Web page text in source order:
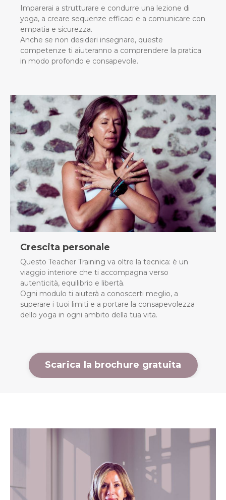
Imparerai a strutturare e condurre una lezione di
yoga, a creare sequenze efficaci e a comunicare con
empatia e sicurezza.
Anche se non desideri insegnare, queste
competenze ti aiuteranno a comprendere la pratica
in modo profondo e consapevole.
Crescita personale
Questo Teacher Training va oltre la tecnica: è un
viaggio interiore che ti accompagna verso
autenticità, equilibrio e libertà.
Ogni modulo ti aiuterà a conoscerti meglio, a
superare i tuoi limiti e a portare la consapevolezza
dello yoga in ogni ambito della tua vita.
Scarica la brochure gratuita